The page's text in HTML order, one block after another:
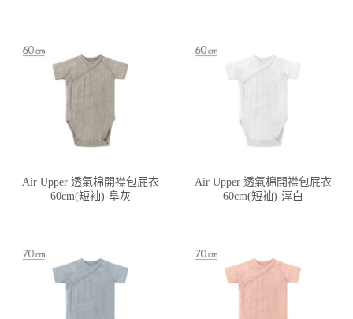
Air Upper 透氣棉開襟包屁衣
60cm(短袖)-阜灰
Air Upper 透氣棉開襟包屁衣
60cm(短袖)-淳白